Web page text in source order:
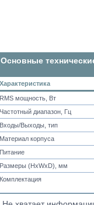
Основные
Характеристика
RMS мощность, Вт
Частотный диапазон, Гц
Входы/Выходы, тип
Материал корпуса
Питание
Размеры (HxWxD), мм
Комплектация